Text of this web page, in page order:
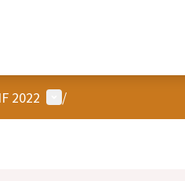
2022 Menu utilisateur
/